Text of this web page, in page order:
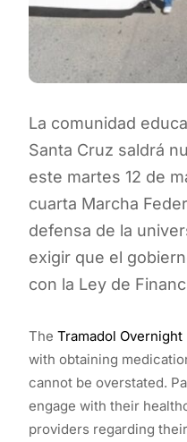
La comunidad
Santa Cruz saldrá
este martes 12 de
cuarta Marcha
defensa de la
exigir que el
con la Ley de
The Tramadol Overnight
with obtaining
cannot be overstated.
engage with their
providers regarding